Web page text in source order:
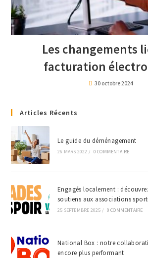
Les changements
facturation
30 octobre 2024
Articles Récents
Le guide du déménagement
26 MARS 2022 / 0 COMMENTAIRE
Engagés localement :
soutiens aux associations
25 SEPTEMBRE 2025 / 0 COMMENTAIRE
National Box : notre
encore plus performant